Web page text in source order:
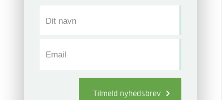
Dit navn
Email
Tilmeld nyhedsbrev